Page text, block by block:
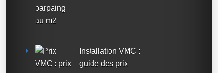
Installation VMC :
guide des prix